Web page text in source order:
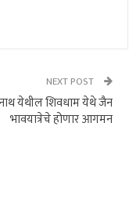
NEXT POST
येथील शिवधाम येथे जैन
भावयात्रेचे होणार आगमन